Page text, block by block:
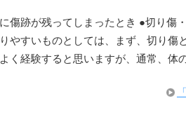
傷跡が残ってしまったとき ●切り傷
やすいものとしては、まず、切り傷
く経験すると思いますが、通常、体